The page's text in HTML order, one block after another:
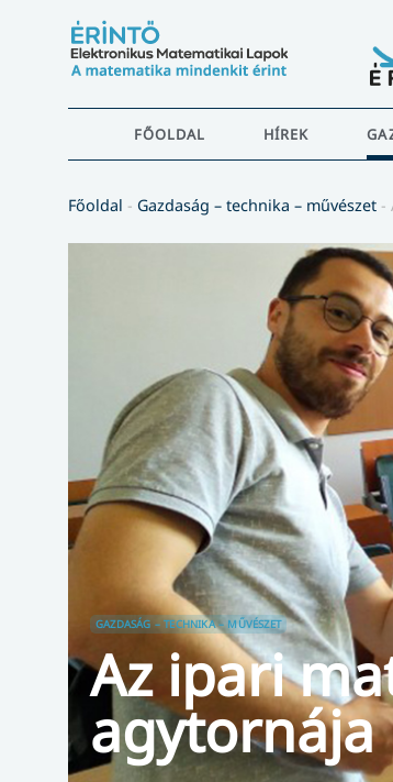
FŐOLDAL HÍREK
Főoldal - Gazdaság – technika – művészet -
GAZDASÁG – TECHNIKA – MŰVÉSZET
Az ipari
agytornája